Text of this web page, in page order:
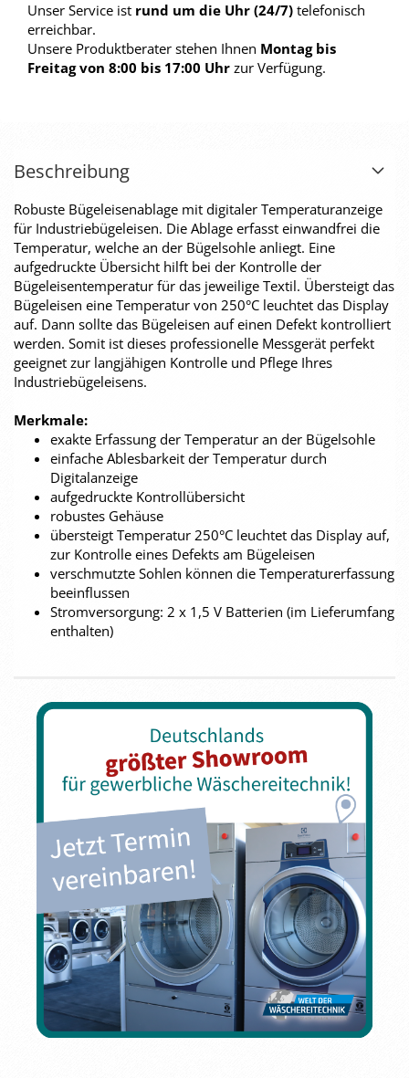
Unser Service ist rund um die Uhr (24/7) telefonisch
erreichbar.
Unsere Produktberater stehen Ihnen Montag bis
Freitag von 8:00 bis 17:00 Uhr zur Verfügung.
Beschreibung
Robuste Bügeleisenablage mit digitaler Temperaturanzeige
für Industriebügeleisen. Die Ablage erfasst einwandfrei die
Temperatur, welche an der Bügelsohle anliegt. Eine
aufgedruckte Übersicht hilft bei der Kontrolle der
Bügeleisentemperatur für das jeweilige Textil. Übersteigt das
Bügeleisen eine Temperatur von 250°C leuchtet das Display
auf. Dann sollte das Bügeleisen auf einen Defekt kontrolliert
werden. Somit ist dieses professionelle Messgerät perfekt
geeignet zur langjähigen Kontrolle und Pflege Ihres
Industriebügeleisens.
Merkmale:
exakte Erfassung der Temperatur an der Bügelsohle
einfache Ablesbarkeit der Temperatur durch
Digitalanzeige
aufgedruckte Kontrollübersicht
robustes Gehäuse
übersteigt Temperatur 250°C leuchtet das Display auf,
zur Kontrolle eines Defekts am Bügeleisen
verschmutzte Sohlen können die Temperaturerfassung
beeinflussen
Stromversorgung: 2 x 1,5 V Batterien (im Lieferumfang
enthalten)